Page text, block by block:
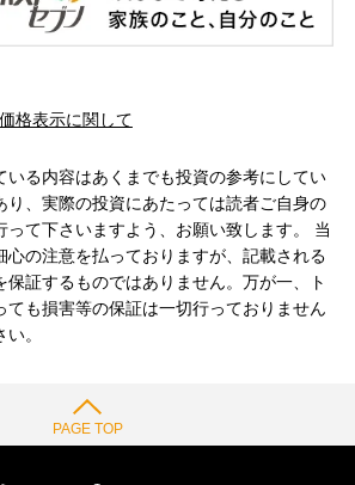
格表示に関して
いる内容はあくまでも投資の参考にしてい
り、実際の投資にあたっては読者ご自身の
って下さいますよう、お願い致します。 当
心の注意を払っておりますが、記載される
保証するものではありません。万が一、ト
ても損害等の保証は一切行っておりません
。
PAGE TOP